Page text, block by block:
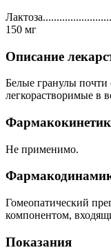
150 мг
Описание
Белые гранулы почти
легкорастворимые в
Не применимо.
Гомеопатический
компонентом,
Показания